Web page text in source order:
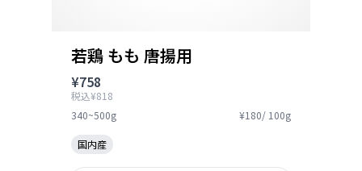
若鶏 もも 唐揚用
¥758
税込¥818
340~500g
¥180/ 100g
国内産